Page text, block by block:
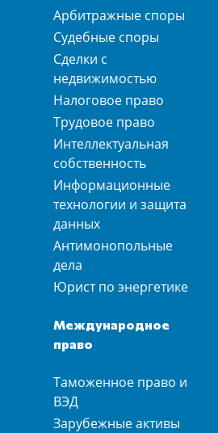
Арбитражные споры
Судебные споры
Сделки с
недвижимостью
Налоговое право
Трудовое право
Интеллектуальная
собственность
Информационные
технологии и защита
данных
Антимонопольные
дела
Юрист по энергетике
Международное
право
Таможенное право и
ВЭД
Зарубежные активы